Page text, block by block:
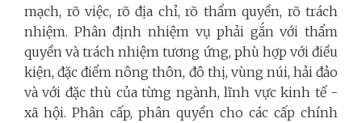
mạch, rõ việc, rõ địa chỉ, rõ thẩm quyền, rõ trách
nhiệm. Phân định nhiệm vụ phải gắn với thẩm
quyền và trách nhiệm tương ứng, phù hợp với điều
kiện, đặc điểm nông thôn, đô thị, vùng núi, hải đảo
và với đặc thù của từng ngành, lĩnh vực kinh tế -
xã hội. Phân cấp, phân quyền cho các cấp chính